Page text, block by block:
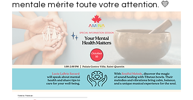
mentale mérite toute votre attention. 💛